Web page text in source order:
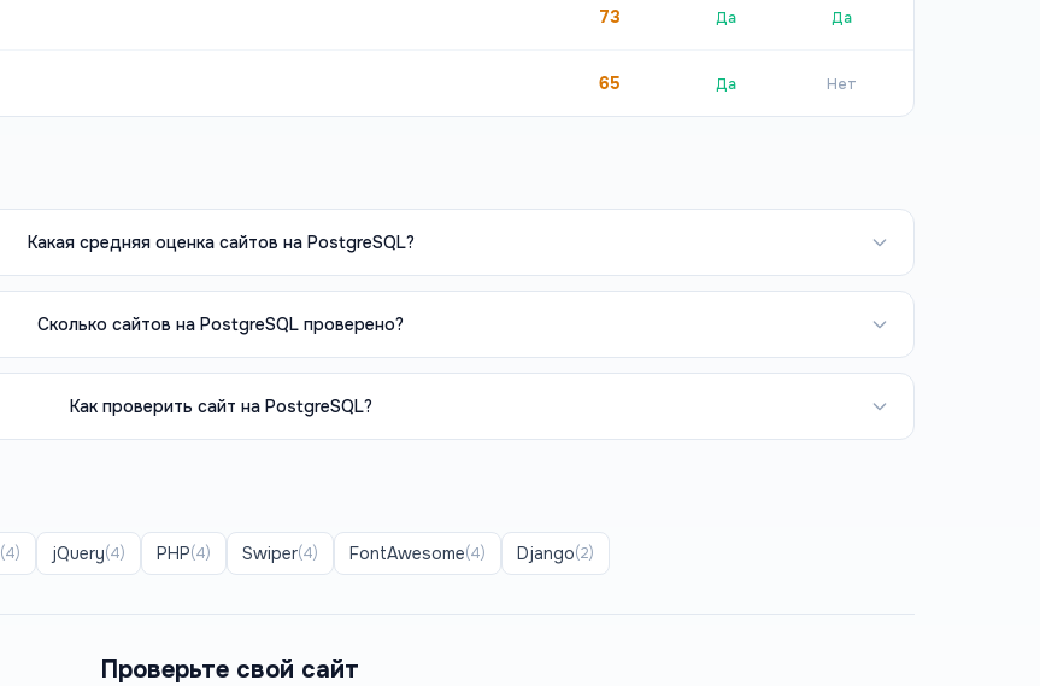
73 Да Да
65 Да Нет
Какая средняя оценка сайтов на PostgreSQL?
Сколько сайтов на PostgreSQL проверено?
Как проверить сайт на PostgreSQL?
(4) jQuery(4) PHP(4) Swiper(4) FontAwesome(4) Django(2)
Проверьте свой сайт